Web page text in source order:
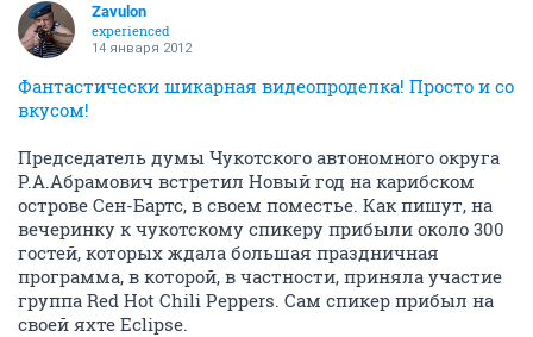
Zavulon
experienced
14 января 2012
Фантастически шикарная видеопроделка! Просто и со
вкусом!
Председатель думы Чукотского автономного округа
Р.А.Абрамович встретил Новый год на карибском
острове Сен-Бартс, в своем поместье. Как пишут, на
вечеринку к чукотскому спикеру прибыли около 300
гостей, которых ждала большая праздничная
программа, в которой, в частности, приняла участие
группа Red Hot Chili Peppers. Сам спикер прибыл на
своей яхте Eclipse.